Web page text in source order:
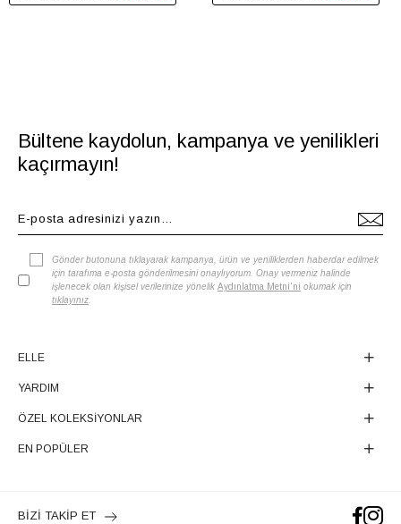
Bültene kaydolun, kampanya ve yenilikleri
kaçırmayın!
Gönder butonuna tıklayarak kampanya, ürün ve yeniliklerden haberdar edilmek
için tarafıma e-posta gönderilmesini onaylıyorum. Onay vermeniz halinde
işlenecek olan kişisel verilerinize yönelik Aydınlatma Metni'ni okumak için
tıklayınız
ELLE
YARDIM
ÖZEL KOLEKSİYONLAR
EN POPÜLER
BİZİ TAKİP ET